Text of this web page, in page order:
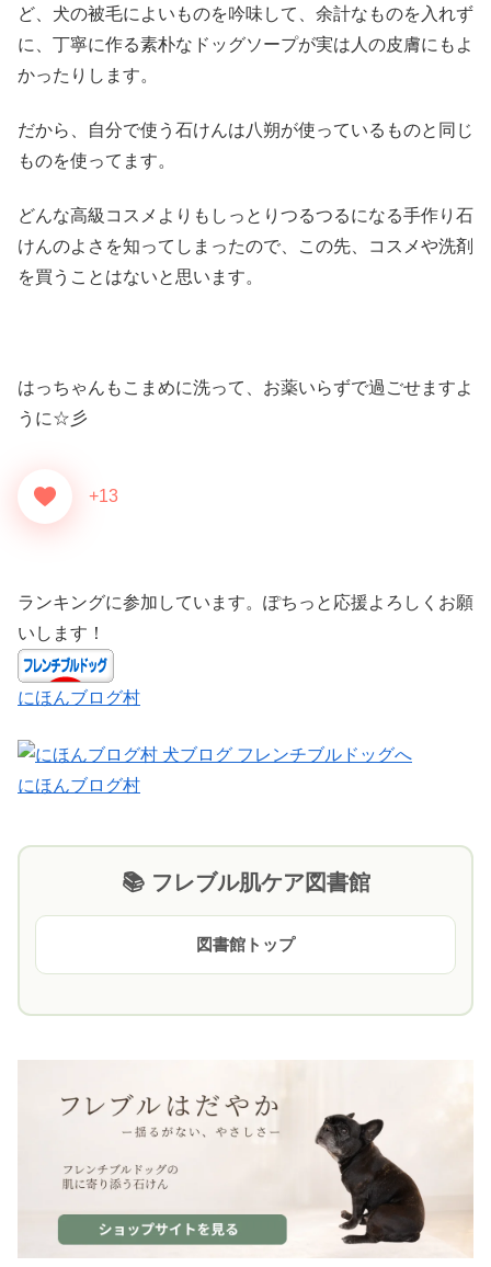
ど、犬の被毛によいものを吟味して、余計なものを入れず
に、丁寧に作る素朴なドッグソープが実は人の皮膚にもよ
かったりします。
だから、自分で使う石けんは八朔が使っているものと同じ
ものを使ってます。
どんな高級コスメよりもしっとりつるつるになる手作り石
けんのよさを知ってしまったので、この先、コスメや洗剤
を買うことはないと思います。
はっちゃんもこまめに洗って、お薬いらずで過ごせますよ
うに☆彡
+13
ランキングに参加しています。ぽちっと応援よろしくお願
いします！
にほんブログ村
にほんブログ村
📚 フレブル肌ケア図書館
図書館トップ